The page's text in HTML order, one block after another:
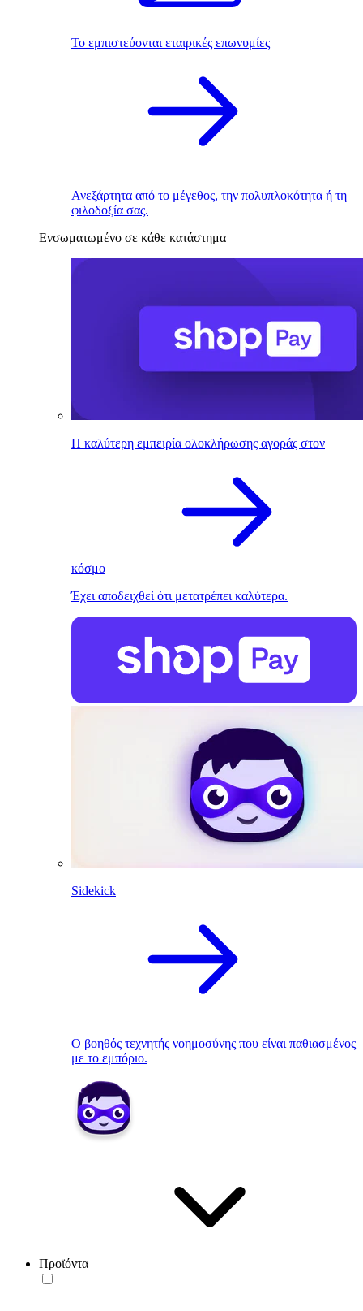
Το εμπιστεύονται εταιρικές επωνυμίες
Ανεξάρτητα από το μέγεθος, την πολυπλοκότητα ή τη
φιλοδοξία σας.
Ενσωματωμένο σε κάθε κατάστημα
Η καλύτερη εμπειρία ολοκλήρωσης αγοράς στον
κόσμο
Έχει αποδειχθεί ότι μετατρέπει καλύτερα.
Sidekick
Ο βοηθός τεχνητής νοημοσύνης που είναι παθιασμένος
με το εμπόριο.
Προϊόντα